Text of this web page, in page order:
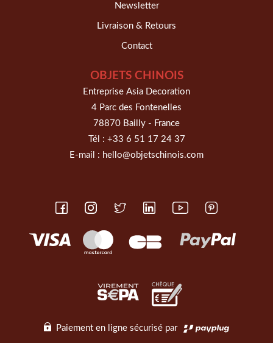
Newsletter
Livraison & Retours
Contact
OBJETS CHINOIS
Entreprise Asia Decoration
4 Parc des Fontenelles
78870 Bailly - France
Tél : +33 6 51 17 24 37
E-mail : hello@objetschinois.com
Paiement en ligne sécurisé par